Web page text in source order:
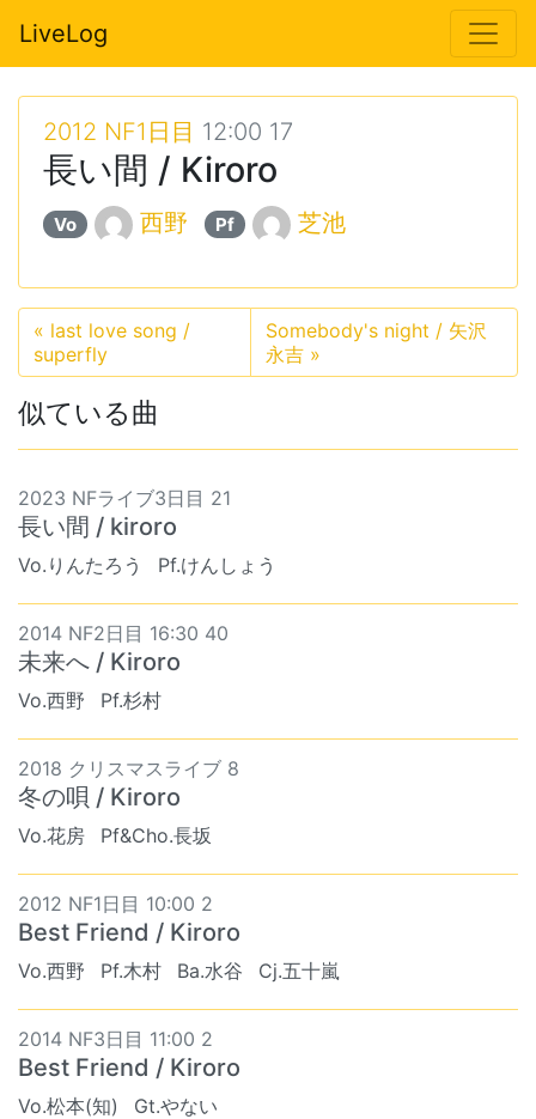
LiveLog
2012 NF1日目 12:00 17
長い間 / Kiroro
Vo 西野 Pf 芝池
« last love song /
superfly
Somebody's night / 矢沢
永吉 »
似ている曲
2023 NFライブ3日目 21
長い間 / kiroro
Vo.りんたろう Pf.けんしょう
2014 NF2日目 16:30 40
未来へ / Kiroro
Vo.西野 Pf.杉村
2018 クリスマスライブ 8
冬の唄 / Kiroro
Vo.花房 Pf&Cho.長坂
2012 NF1日目 10:00 2
Best Friend / Kiroro
Vo.西野 Pf.木村 Ba.水谷 Cj.五十嵐
2014 NF3日目 11:00 2
Best Friend / Kiroro
Vo.松本(知) Gt.やない